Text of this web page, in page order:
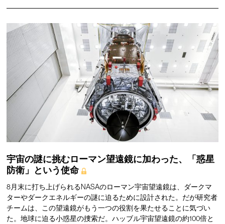
宇宙の謎に挑むローマン望遠鏡に加わった、「惑星
防衛」という使命
8月末に打ち上げられるNASAのローマン宇宙望遠鏡は、ダークマ
ターやダークエネルギーの謎に迫るために設計された。だが研究者
チームは、この望遠鏡がもう一つの役割を果たせることに気づい
た。地球に迫る小惑星の捜索だ。ハッブル宇宙望遠鏡の約100倍と